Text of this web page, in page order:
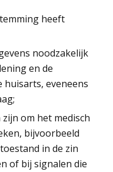
heeft
noodzakelijk
en de
eveneens
om het medisch
bijvoorbeeld
in de zin
of bij signalen die